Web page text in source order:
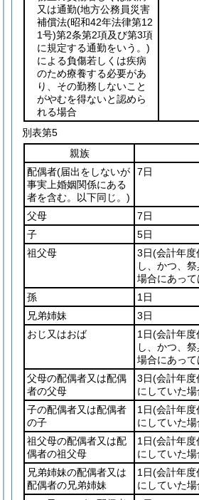
又は通勤(地方公務員災害
補償法(昭和42年法律第12
1号)第2条第2項及び第3項
に規定する通勤をいう。)
による負傷若しくは疾病
のため療養する必要があ
り、その勤務しないこと
がやむを得ないと認めら
れる場合
別表第5
親族
配偶者(届出をしないが
事実上婚姻関係にある
者を含む。以下同じ。)
7日
父母
7日
子
5日
祖父母
3日(会計年度
し、かつ、
場合にあっ
孫
1日
兄弟姉妹
3日
おじ又はおば
1日(会計年度
し、かつ、
場合にあっ
父母の配偶者又は配偶
者の父母
3日(会計年度
にしていた
子の配偶者又は配偶者
の子
1日(会計年度
にしていた
祖父母の配偶者又は配
偶者の祖父母
1日(会計年度
にしていた
兄弟姉妹の配偶者又は
配偶者の兄弟姉妹
1日(会計年度
にしていた